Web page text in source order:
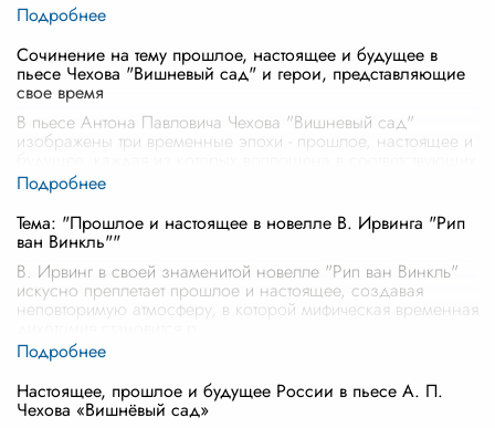
Сочинение на тему прошлое, настоящее и будущее в
пьесе Чехова "Вишневый сад" и герои, представляющие
свое время
В пьесе Антона Павловича Чехова "Вишневый сад"
изображены три временные эпохи - прошлое, настоящее и
персонажах. Эти герои не
Тема: "Прошлое и настоящее в новелле В. Ирвинга "Рип
ван Винкль""
В. Ирвинг в своей знаменитой новелле "Рип ван Винкль"
искусно преплетает прошлое и настоящее, создавая
неповторимую атмосферу, в которой мифическая временная
Настоящее, прошлое и будущее России в пьесе А. П.
Чехова «Вишнёвый сад»